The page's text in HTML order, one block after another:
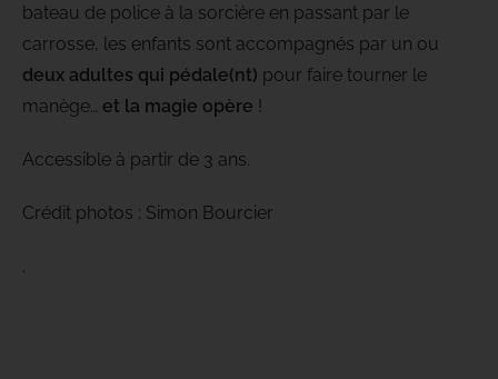
bateau de police à la sorcière en passant par le
carrosse, les enfants sont accompagnés par un ou
deux adultes qui pédale(nt) pour faire tourner le
manège… et la magie opère !
Accessible à partir de 3 ans.
Crédit photos : Simon Bourcier